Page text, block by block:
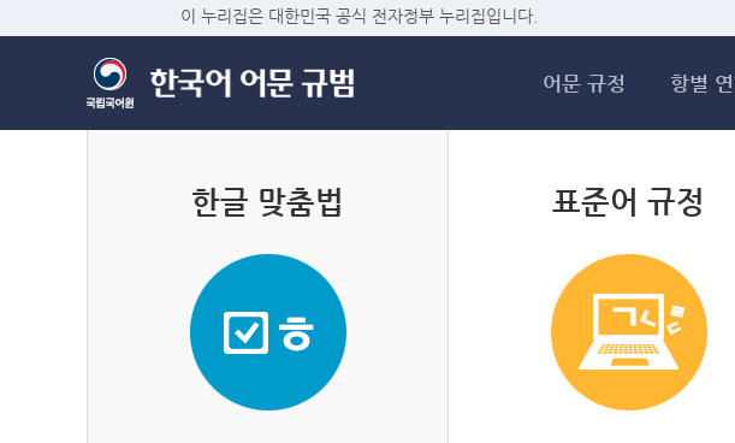
이 누리집은 대한민국 공식 전자정부 누리집입니다.
어문 규정 항별
한글 맞춤법 표준어 규정